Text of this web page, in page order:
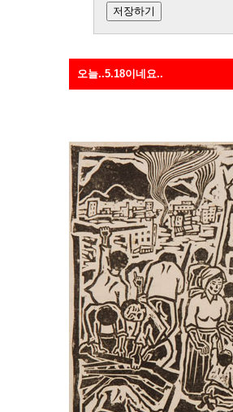
오늘..5.18이네요..